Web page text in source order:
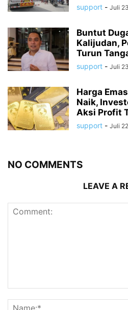
support - Juli
Buntut
Kalijudan,
Turun
support - Juli
Harga
Naik,
Aksi Profit
support - Juli
NO COMMENTS
LEAVE A